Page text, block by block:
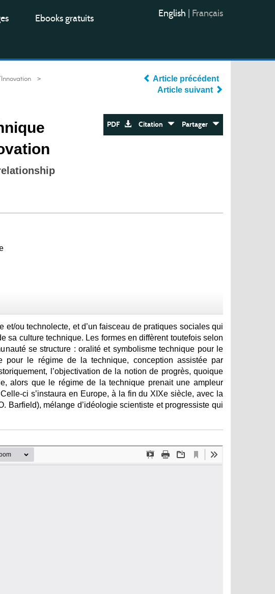
Ebooks gratuits English Français
>
Article précédent
Article suivant
PDF Citation Partager
ou technolecte, et d’un faisceau de pratiques sociales qui
sa culture technique. Les formes en diffèrent toutefois selon
se structure : oralité et symbolisme technique pour le
pour le régime de la technique, conception assistée par
l’objectivation de la notion de progrès, quoique
alors que le régime de la technique prenait une ampleur
ci s’instaura en Europe, à la fin du XIXe siècle, avec la
Barfield), mélange d’idéologie scientiste et progressiste qui